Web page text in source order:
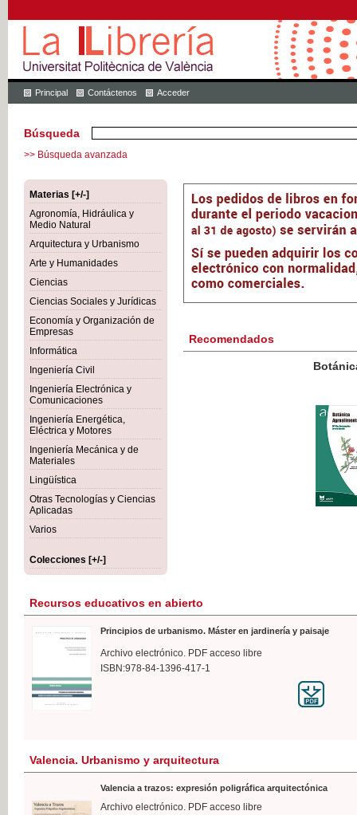
Principal Contáctenos Acceder
Búsqueda
>> Búsqueda avanzada
Materias [+/-]
Agronomía, Hidráulica y
Medio Natural
Arquitectura y Urbanismo
Arte y Humanidades
Ciencias
Ciencias Sociales y Jurídicas
Economía y Organización de
Empresas
Informática
Ingeniería Civil
Ingeniería Electrónica y
Comunicaciones
Ingeniería Energética,
Eléctrica y Motores
Ingeniería Mecánica y de
Materiales
Lingüística
Otras Tecnologías y Ciencias
Aplicadas
Varios
Colecciones [+/-]
Recomendados
Botánica Agroalimentaria
IVA
Recursos educativos en abierto
Principios de urbanismo. Máster en jardinería y paisaje
Archivo electrónico. PDF acceso libre
ISBN:978-84-1396-417-1
Valencia. Urbanismo y arquitectura
Valencia a trazos: expresión poligráfica arquitectónica
Archivo electrónico. PDF acceso libre